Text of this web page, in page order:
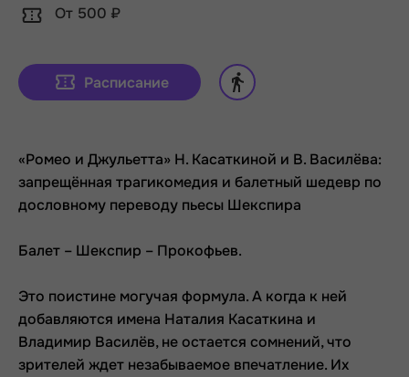
От 500 ₽
Расписание
«Ромео и Джульетта» Н. Касаткиной и В. Василёва:
запрещённая трагикомедия и балетный шедевр по
дословному переводу пьесы Шекспира
Балет – Шекспир – Прокофьев.
Это поистине могучая формула. А когда к ней
добавляются имена Наталия Касаткина и
Владимир Василёв, не остается сомнений, что
зрителей ждет незабываемое впечатление. Их